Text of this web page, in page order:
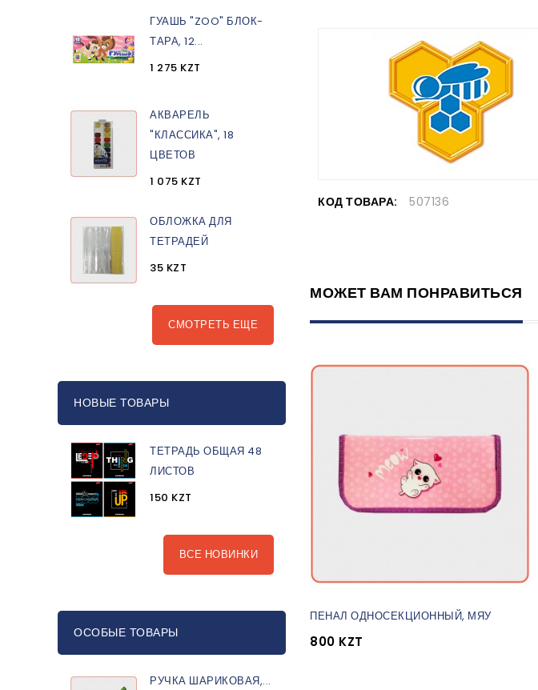
ГУАШЬ "ZOO" БЛОК-
ТАРА, 12...
1 275 KZT
АКВАРЕЛЬ
"КЛАССИКА", 18
ЦВЕТОВ
1 075 KZT
ОБЛОЖКА ДЛЯ
ТЕТРАДЕЙ
35 KZT
СМОТРЕТЬ ЕЩЕ
НОВЫЕ ТОВАРЫ
ТЕТРАДЬ ОБЩАЯ 48
ЛИСТОВ
150 KZT
ВСЕ НОВИНКИ
ОСОБЫЕ ТОВАРЫ
РУЧКА ШАРИКОВАЯ,...
КОД ТОВАРА: 507136
МОЖЕТ ВАМ ПОНРАВИТЬСЯ
ПЕНАЛ ОДНОСЕКЦИОННЫЙ, МЯУ
800 KZT